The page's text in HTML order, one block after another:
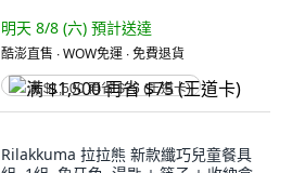
明天 8/8 (六) 預計送達
酷澎直售 ∙ WOW免運 ∙ 免費退貨
满 $1,500 再省 $75 (王道卡)
Rilakkuma 拉拉熊 新款纖巧兒童餐具